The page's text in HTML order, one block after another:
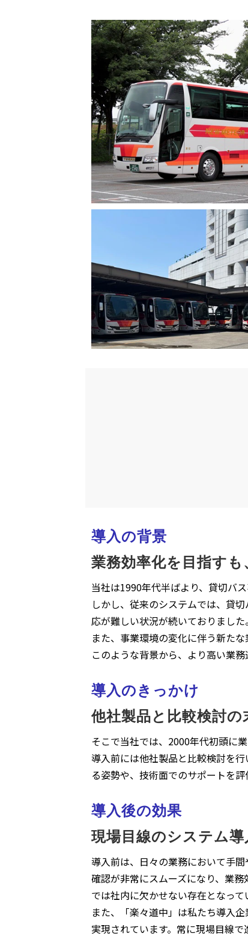
導入の背景
業務効率化を目指す
当社は1990年代半ばより、貸切バ
しかし、従来のシステムでは、貸
応が難しい状況が続いておりました。
また、事業環境の変化に伴う新た
このような背景から、より高い業
導入のきっかけ
他社製品と比較検討
そこで当社では、2000年代初頭に
導入前には他社製品と比較検討を
る姿勢や、技術面でのサポートを
導入後の効果
現場目線のシステム
導入前は、日々の業務において手
確認が非常にスムーズになり、業
では社内に欠かせない存在となって
また、「楽々道中」は私たち導入
実現されています。常に現場目線